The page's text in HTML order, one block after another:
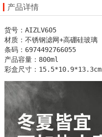
产品详情
货号：AIZLV605
材质：不锈钢滤网+高硼硅玻璃
条码：6974492766055
产品容量：800ml
彩盒尺寸：15.5*10.9*13.3cm